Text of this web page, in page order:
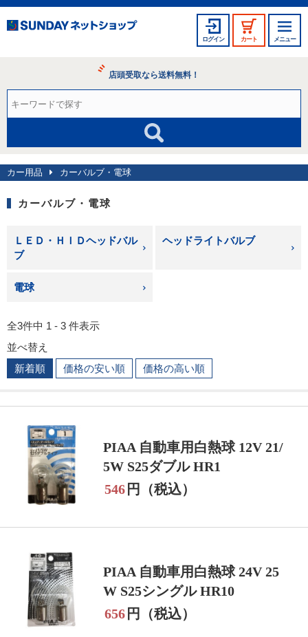
ログイン カート メニュー
店頭受取なら送料無料！
カー用品 カーバルブ・電球
カーバルブ・電球
ＬＥＤ・ＨＩＤヘッドバル
ブ
ヘッドライトバルブ
電球
全3件中 1 - 3 件表示
並べ替え
新着順
価格の安い順 価格の高い順
PIAA 自動車用白熱球 12V 21/
5W S25ダブル HR1
546 円（税込）
PIAA 自動車用白熱球 24V 25
W S25シングル HR10
656 円（税込）